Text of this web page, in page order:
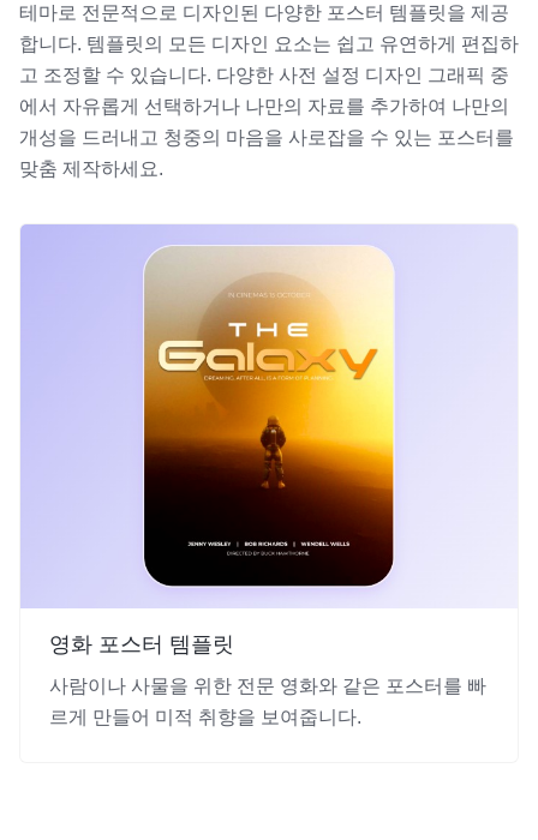
테마로 전문적으로 디자인된 다양한 포스터 템플릿을 제공
합니다. 템플릿의 모든 디자인 요소는 쉽고 유연하게 편집하
고 조정할 수 있습니다. 다양한 사전 설정 디자인 그래픽 중
에서 자유롭게 선택하거나 나만의 자료를 추가하여 나만의
개성을 드러내고 청중의 마음을 사로잡을 수 있는 포스터를
맞춤 제작하세요.
영화 포스터 템플릿
사람이나 사물을 위한 전문 영화와 같은 포스터를 빠
르게 만들어 미적 취향을 보여줍니다.